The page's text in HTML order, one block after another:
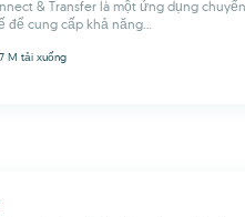
& Transfer là một ứng dụng
để cung cấp khả năng...
M tải xuống